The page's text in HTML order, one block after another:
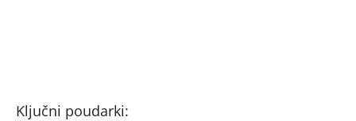
Ključni poudarki: